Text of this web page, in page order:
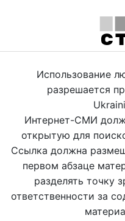
Использование
разрешается
Интернет-СМИ
открытую для
Ссылка должна
первом абзаце
разделять точку
ответственности за